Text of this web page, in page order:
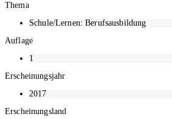
Thema
Schule/Lernen: Berufsausbildung
Auflage
1
Erscheinungsjahr
2017
Erscheinungsland